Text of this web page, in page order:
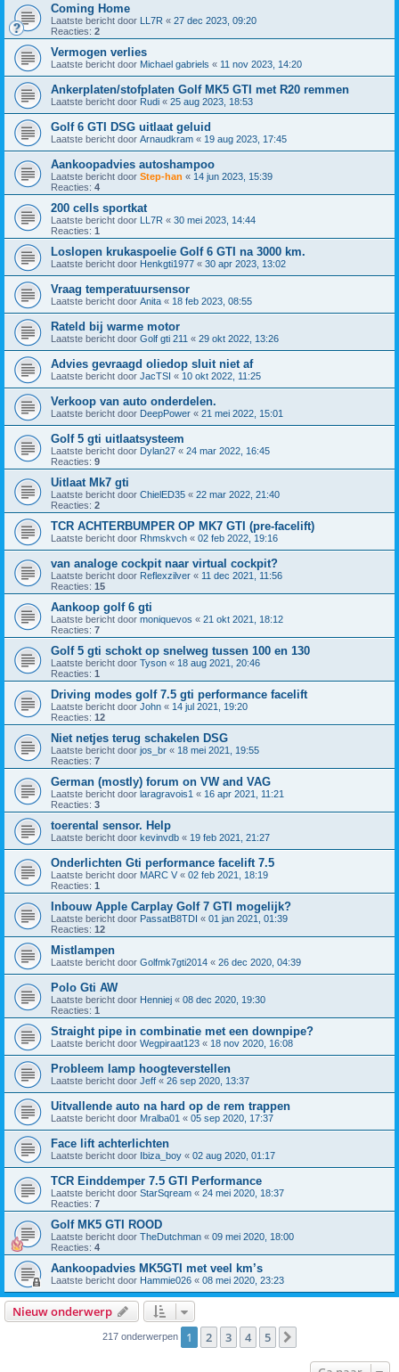
Coming Home
Laatste bericht door LL7R « 27 dec 2023, 09:20
Reacties: 2
Vermogen verlies
Laatste bericht door Michael gabriels « 11 nov 2023, 14:20
Ankerplaten/stofplaten Golf MK5 GTI met R20 remmen
Laatste bericht door Rudi « 25 aug 2023, 18:53
Golf 6 GTI DSG uitlaat geluid
Laatste bericht door Arnaudkram « 19 aug 2023, 17:45
Aankoopadvies autoshampoo
Laatste bericht door Step-han « 14 jun 2023, 15:39
Reacties: 4
200 cells sportkat
Laatste bericht door LL7R « 30 mei 2023, 14:44
Reacties: 1
Loslopen krukaspoelie Golf 6 GTI na 3000 km.
Laatste bericht door Henkgti1977 « 30 apr 2023, 13:02
Vraag temperatuursensor
Laatste bericht door Anita « 18 feb 2023, 08:55
Rateld bij warme motor
Laatste bericht door Golf gti 211 « 29 okt 2022, 13:26
Advies gevraagd oliedop sluit niet af
Laatste bericht door JacTSI « 10 okt 2022, 11:25
Verkoop van auto onderdelen.
Laatste bericht door DeepPower « 21 mei 2022, 15:01
Golf 5 gti uitlaatsysteem
Laatste bericht door Dylan27 « 24 mar 2022, 16:45
Reacties: 9
Uitlaat Mk7 gti
Laatste bericht door ChielED35 « 22 mar 2022, 21:40
Reacties: 2
TCR ACHTERBUMPER OP MK7 GTI (pre-facelift)
Laatste bericht door Rhmskvch « 02 feb 2022, 19:16
van analoge cockpit naar virtual cockpit?
Laatste bericht door Reflexzilver « 11 dec 2021, 11:56
Reacties: 15
Aankoop golf 6 gti
Laatste bericht door moniquevos « 21 okt 2021, 18:12
Reacties: 7
Golf 5 gti schokt op snelweg tussen 100 en 130
Laatste bericht door Tyson « 18 aug 2021, 20:46
Reacties: 1
Driving modes golf 7.5 gti performance facelift
Laatste bericht door John « 14 jul 2021, 19:20
Reacties: 12
Niet netjes terug schakelen DSG
Laatste bericht door jos_br « 18 mei 2021, 19:55
Reacties: 7
German (mostly) forum on VW and VAG
Laatste bericht door laragravois1 « 16 apr 2021, 11:21
Reacties: 3
toerental sensor. Help
Laatste bericht door kevinvdb « 19 feb 2021, 21:27
Onderlichten Gti performance facelift 7.5
Laatste bericht door MARC V « 02 feb 2021, 18:19
Reacties: 1
Inbouw Apple Carplay Golf 7 GTI mogelijk?
Laatste bericht door PassatB8TDI « 01 jan 2021, 01:39
Reacties: 12
Mistlampen
Laatste bericht door Golfmk7gti2014 « 26 dec 2020, 04:39
Polo Gti AW
Laatste bericht door Henniej « 08 dec 2020, 19:30
Reacties: 1
Straight pipe in combinatie met een downpipe?
Laatste bericht door Wegpiraat123 « 18 nov 2020, 16:08
Probleem lamp hoogteverstellen
Laatste bericht door Jeff « 26 sep 2020, 13:37
Uitvallende auto na hard op de rem trappen
Laatste bericht door Mralba01 « 05 sep 2020, 17:37
Face lift achterlichten
Laatste bericht door Ibiza_boy « 02 aug 2020, 01:17
TCR Einddemper 7.5 GTI Performance
Laatste bericht door StarSqream « 24 mei 2020, 18:37
Reacties: 7
Golf MK5 GTI ROOD
Laatste bericht door TheDutchman « 09 mei 2020, 18:00
Reacties: 4
Aankoopadvies MK5GTI met veel km’s
Laatste bericht door Hammie026 « 08 mei 2020, 23:23
Nieuw onderwerp
217 onderwerpen 1 2 3 4 5